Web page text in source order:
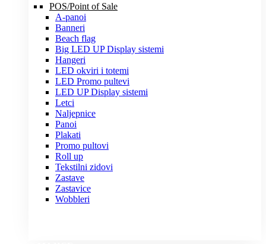
POS/Point of Sale
A-panoi
Banneri
Beach flag
Big LED UP Display sistemi
Hangeri
LED okviri i totemi
LED Promo pultevi
LED UP Display sistemi
Letci
Naljepnice
Panoi
Plakati
Promo pultovi
Roll up
Tekstilni zidovi
Zastave
Zastavice
Wobbleri